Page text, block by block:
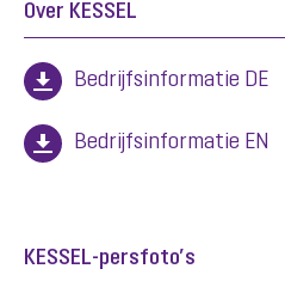
Over KESSEL
Bedrijfsinformatie DE
Bedrijfsinformatie EN
KESSEL-persfoto’s